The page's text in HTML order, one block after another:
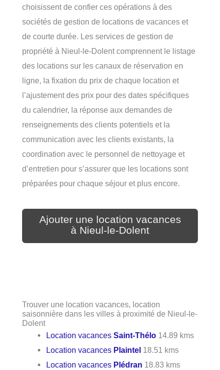
choisissent de confier ces opérations à des
sociétés de gestion de locations de vacances et
de courte durée. Les services de gestion de
propriété à Nieul-le-Dolent comprennent le listage
des locations sur les canaux de réservation en
ligne, la fixation du prix de chaque location et
l’ajustement des prix pour des dates spécifiques
du calendrier, la réponse aux demandes de
renseignements des clients potentiels et la
communication avec les clients existants, la
coordination avec le personnel de nettoyage et
d’entretien pour s’assurer que les locations sont
préparées pour chaque séjour et plus encore.
Ajouter une location vacances
à Nieul-le-Dolent
Trouver une location vacances, location
saisonnière dans les villes à proximité de Nieul-le-
Dolent
Location vacancesSaint-Thélo 14.89 kms
Location vacances Plaintel 18.51 kms
Location vacances Plédran 18.83 kms